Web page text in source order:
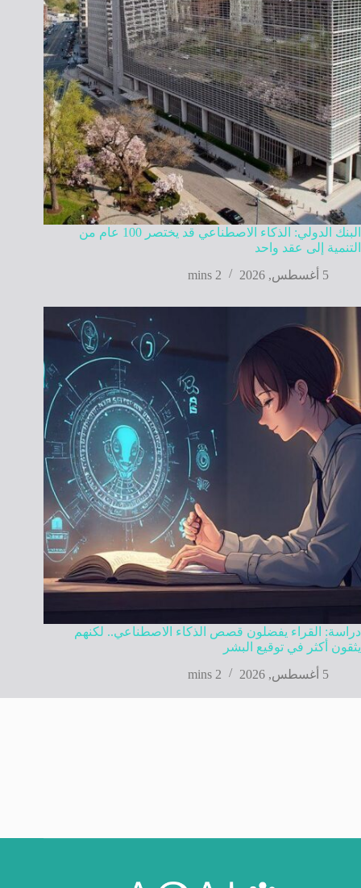
البنك الدولي: الذكاء الاصطناعي قد يختصر 100 عام من
التنمية إلى عقد واحد
5 أغسطس, 2026
2 mins
دراسة: القراء يفضلون قصص الذكاء الاصطناعي.. لكنهم
يثقون أكثر في توقيع البشر
5 أغسطس, 2026
2 mins